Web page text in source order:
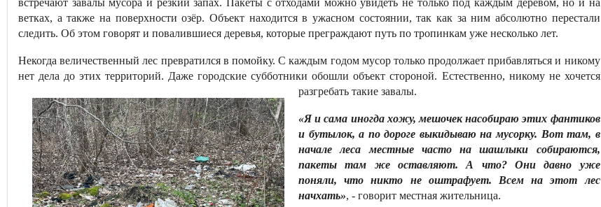
встречают завалы мусора и резкий запах. Пакеты с отходами можно увидеть не только под каждым деревом, но и на
ветках, а также на поверхности озёр. Объект находится в ужасном состоянии, так как за ним абсолютно перестали
следить. Об этом говорят и повалившиеся деревья, которые преграждают путь по тропинкам уже несколько лет.
Некогда величественный лес превратился в помойку. С каждым годом мусор только продолжает прибавляться и никому
нет дела до этих территорий. Даже городские субботники обошли объект стороной. Естественно, никому не хочется
разгребать такие завалы.
«Я и сама иногда хожу, мешочек насобираю этих фантиков
и бутылок, а по дороге выкидываю на мусорку. Вот там, в
начале леса местные часто на шашлыки собираются,
пакеты там же оставляют. А что? Они давно уже
поняли, что никто не оштрафует. Всем на этот лес
начхать», - говорит местная жительница.